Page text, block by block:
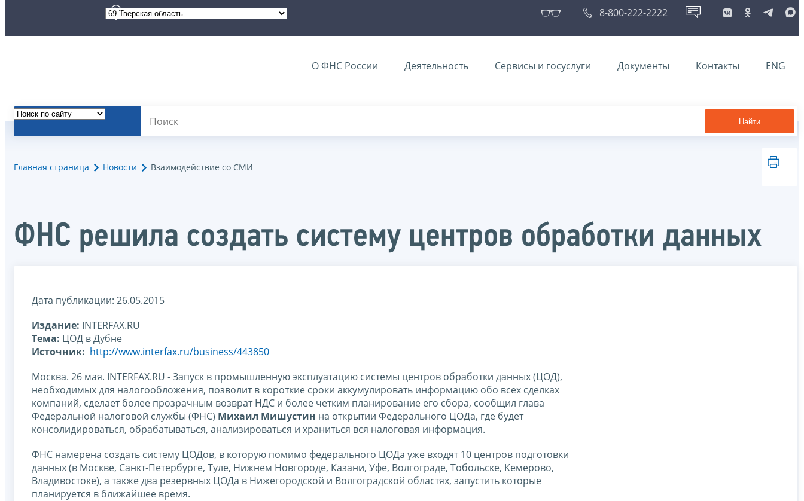
8-800-222-2222
О ФНС России Деятельность Сервисы и госуслуги Документы Контакты ENG
Найти
Главная страница Новости Взаимодействие со СМИ
ФНС решила создать систему центров обработки данных
Дата публикации: 26.05.2015
Издание: INTERFAX.RU
Тема: ЦОД в Дубне
Источник: http://www.interfax.ru/business/443850
Москва. 26 мая. INTERFAX.RU - Запуск в промышленную эксплуатацию системы центров обработки данных (ЦОД),
необходимых для налогообложения, позволит в короткие сроки аккумулировать информацию обо всех сделках
компаний, сделает более прозрачным возврат НДС и более четким планирование его сбора, сообщил глава
Федеральной налоговой службы (ФНС) Михаил Мишустин на открытии Федерального ЦОДа, где будет
консолидироваться, обрабатываться, анализироваться и храниться вся налоговая информация.
ФНС намерена создать систему ЦОДов, в которую помимо федерального ЦОДа уже входят 10 центров подготовки
данных (в Москве, Санкт-Петербурге, Туле, Нижнем Новгороде, Казани, Уфе, Волгограде, Тобольске, Кемерово,
Владивостоке), а также два резервных ЦОДа в Нижегородской и Волгоградской областях, запустить которые
планируется в ближайшее время.